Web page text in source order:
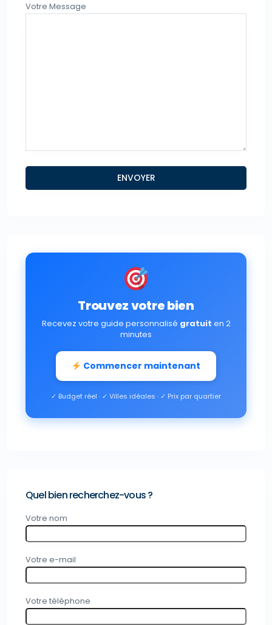
Votre Message
Trouvez votre bien
Recevez votre guide personnalisé gratuit en 2
minutes
Commencer maintenant
✓ Budget réel · ✓ Villes idéales · ✓ Prix par quartier
Quel bien recherchez-vous ?
Votre nom
Votre e-mail
Votre téléphone